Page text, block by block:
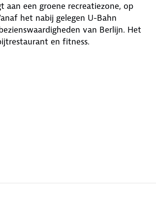
een groene recreatiezone, op
het nabij gelegen U-Bahn
van Berlijn. Het
en fitness.